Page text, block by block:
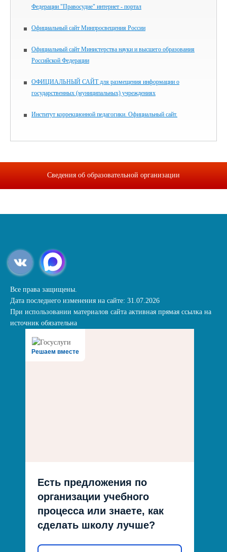
Федерации "Правосудие" интернет - портал
Официальный сайт Минпросвещения России
Официальный сайт Министерства науки и высшего образования
Российской Федерации
ОФИЦИАЛЬНЫЙ САЙТ для размещения информации о
государственных (муниципальных) учреждениях
Институт коррекционной педагогики. Официальный сайт.
Сведения об образовательной организации
Все права защищены.
Дата последнего изменения на сайте: 31.07.2026
При использовании материалов сайта активная прямая ссылка на
источник обязательна
Решаем вместе
Есть предложения по
организации учебного
процесса или знаете, как
сделать школу лучше?